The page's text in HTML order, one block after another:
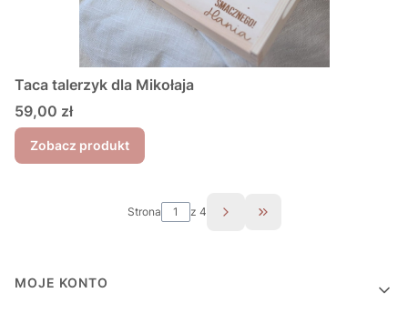
Taca talerzyk dla Mikołaja
Cena
59,00 zł
Zobacz produkt
Strona z 4 Przejdź do ostatniej
Linki w stopce
MOJE KONTO